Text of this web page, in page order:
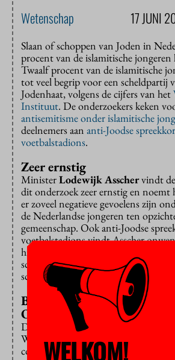
Wetenschap 17 JUNI
Slaan of schoppen van Joden in
procent van de islamitische
Twaalf procent van de islamitische
tot veel begrip voor een scheldpartij
Jodenhaat, volgens de cijfers van het
Instituut. De onderzoekers keken
antisemitisme onder islamitische
deelnemers aan anti-Joodse
voetbalstadions.
Zeer ernstig
MinisterLodewijk Asschervindt
dit onderzoek zeer ernstig en noemt
er zoveel negatieve gevoelens zijn
de Nederlandse jongeren ten
gemeenschap. Ook anti-Joodse
voetbalstadions vindt Asscher
hij aan de Tweede Kamer.
schijnbaar achteloze gebruik van het
scheldwoord’, zegt Asscher vandaag
Belangrijkste triggerfactor:
Oostenconflict
De onderzoekers Ron van Wonderen
Wagenaar van het Verwey-Jonker
concluderen dat niet alleen voor
WELKOM!